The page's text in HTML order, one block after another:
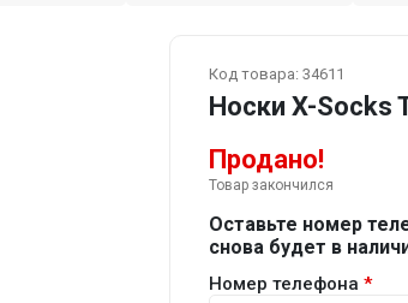
Код товара: 34611
Носки X-Socks
Продано!
Товар закончился
Оставьте номер
снова будет в
Номер телефона